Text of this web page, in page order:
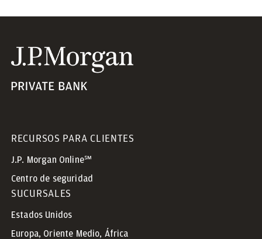
RECURSOS PARA CLIENTES
J.P. Morgan Online℠
Centro de seguridad
SUCURSALES
Estados Unidos
Europa, Oriente Medio, África